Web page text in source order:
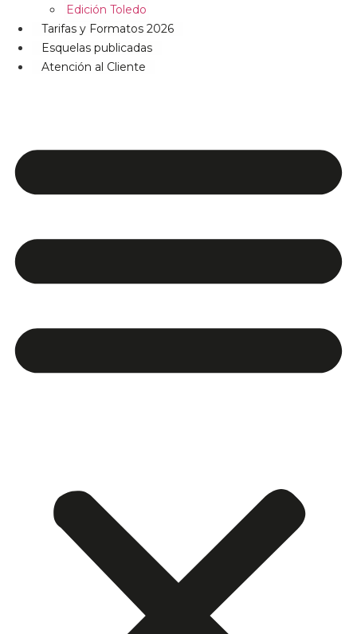
Edición Toledo
Tarifas y Formatos 2026
Esquelas publicadas
Atención al Cliente